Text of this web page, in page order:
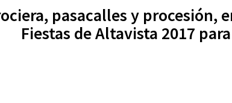
pasacalles y procesión,
Fiestas de Altavista 2017